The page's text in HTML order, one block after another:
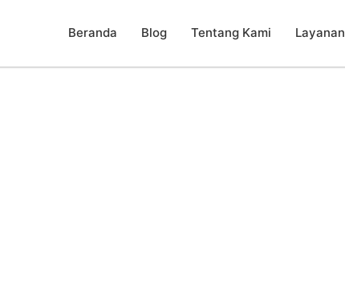
Beranda Blog Tentang Kami Layanan